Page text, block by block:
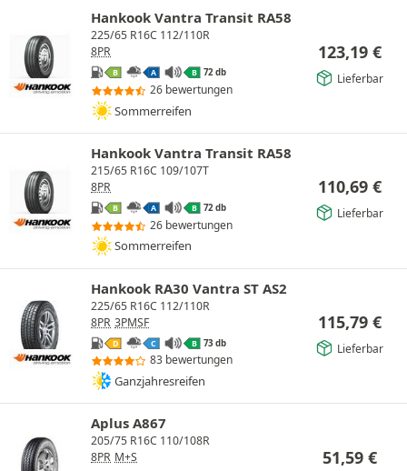
Hankook Vantra Transit RA58
225/65 R16C 112/110R
8PR
B A B 72 db
26 bewertungen
Sommerreifen
123,19 €
Lieferbar
Hankook Vantra Transit RA58
215/65 R16C 109/107T
8PR
B A B 72 db
26 bewertungen
Sommerreifen
110,69 €
Lieferbar
Hankook RA30 Vantra ST AS2
225/65 R16C 112/110R
8PR 3PMSF
D C B 73 db
83 bewertungen
Ganzjahresreifen
115,79 €
Lieferbar
Aplus A867
205/75 R16C 110/108R
8PR M+S 51,59 €